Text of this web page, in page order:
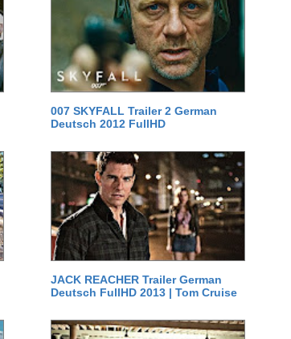
007 SKYFALL Trailer 2 German
Deutsch 2012 FullHD
JACK REACHER Trailer German
Deutsch FullHD 2013 | Tom Cruise